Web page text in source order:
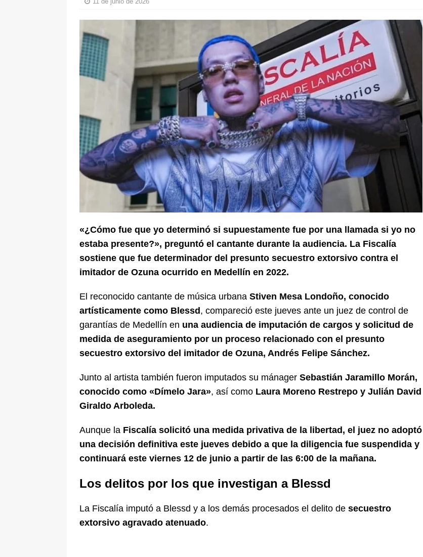
Cali se alista para la posesión presidencial: así será la investidura de Abelardo
De La Espriella en la Arena USC LO ÚLTIMO
«¿Cómo fue que yo determinó si supuestamente fue por una llamada si yo no
estaba presente?», preguntó el cantante durante la audiencia. La Fiscalía
sostiene que fue determinador del presunto secuestro extorsivo contra el
imitador de Ozuna ocurrido en Medellín en 2022.
El reconocido cantante de música urbana Stiven Mesa Londoño, conocido
artísticamente como Blessd , compareció este jueves ante un juez de control de
garantías de Medellín en una audiencia de imputación de cargos y solicitud de
medida de aseguramiento por un proceso relacionado con el presunto
secuestro extorsivo del imitador de Ozuna, Andrés Felipe Sánchez.
Junto al artista también fueron imputados su mánager Sebastián Jaramillo Morán,
conocido como «Dímelo Jara», así como Laura Moreno Restrepo y Julián David
Giraldo Arboleda.
Aunque la Fiscalía solicitó una medida privativa de la libertad, el juez no adoptó
una decisión definitiva este jueves debido a que la diligencia fue suspendida y
continuará este viernes 12 de junio a partir de las 6:00 de la mañana.
Los delitos por los que investigan a Blessd
La Fiscalía imputó a Blessd y a los demás procesados el delito de secuestro
extorsivo agravado atenuado.